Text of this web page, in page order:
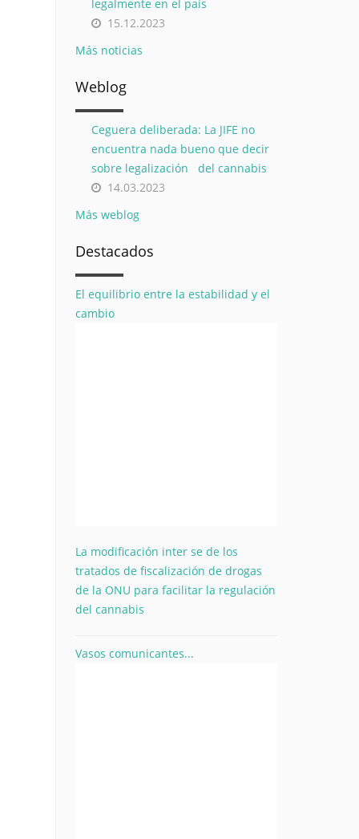
legalmente en el país
15.12.2023
Más noticias
Weblog
Ceguera deliberada: La JIFE no
encuentra nada bueno que decir
sobre legalización del cannabis
14.03.2023
Más weblog
Destacados
El equilibrio entre la estabilidad y el
cambio
La modificación inter se de los
tratados de fiscalización de drogas
de la ONU para facilitar la regulación
del cannabis
Vasos comunicantes...